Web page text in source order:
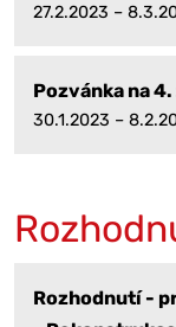
27.2.2023 –
Pozvánka na
30.1.2023 –
Rozhodnutí -